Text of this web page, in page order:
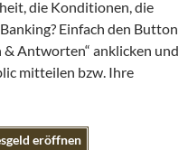
die Konditionen, die
Einfach den Button
& Antworten“ anklicken und
mitteilen bzw. Ihre
eröffnen